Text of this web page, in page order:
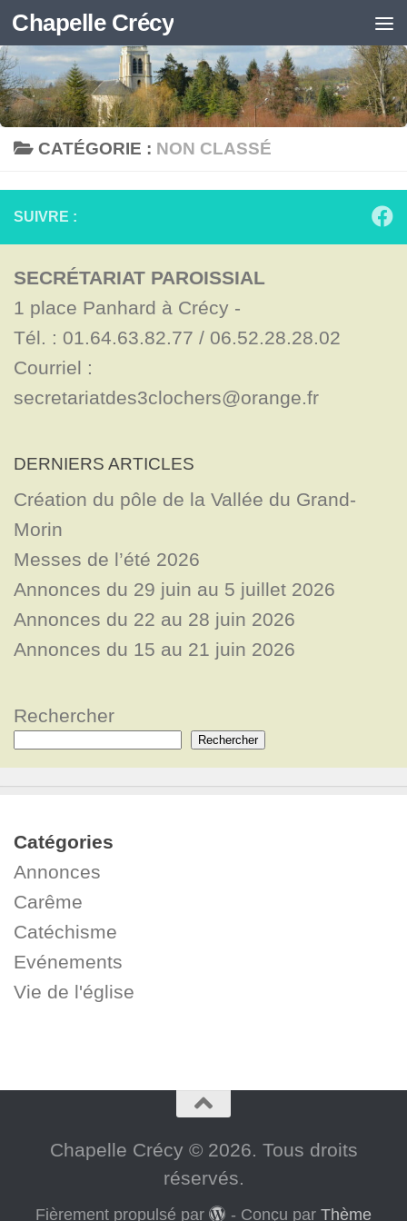
Skip to content
Chapelle Crécy
CATÉGORIE : NON CLASSÉ
SUIVRE :
SECRÉTARIAT PAROISSIAL
1 place Panhard à Crécy -
Tél. : 01.64.63.82.77 / 06.52.28.28.02
Courriel :
secretariatdes3clochers@orange.fr
DERNIERS ARTICLES
Création du pôle de la Vallée du Grand-
Morin
Messes de l’été 2026
Annonces du 29 juin au 5 juillet 2026
Annonces du 22 au 28 juin 2026
Annonces du 15 au 21 juin 2026
Rechercher
Rechercher
Catégories
Annonces
Carême
Catéchisme
Evénements
Vie de l'église
Chapelle Crécy © 2026. Tous droits
réservés.
Fièrement propulsé par - Conçu par Thème